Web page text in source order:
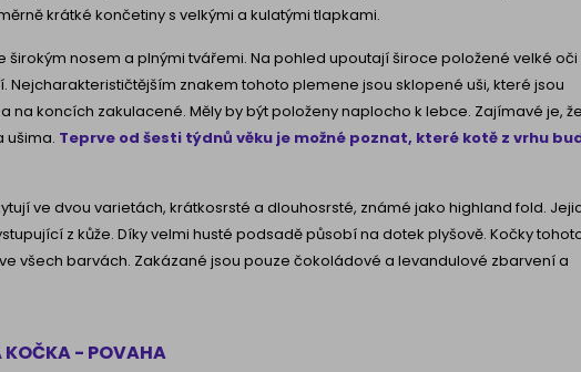
krátké končetiny s velkými a kulatými tlapkami.
širokým nosem a plnými tvářemi. Na pohled upoutají široce položené velké oči
znakem tohoto plemene jsou sklopené uši, které jsou
na koncích zakulacené. Měly by být položeny naplocho k lebce. Zajímavé je,
ušima. Teprve od šesti týdnů věku je možné poznat, které kotě z vrhu
ve dvou varietách, krátkosrsté a dlouhosrsté, známé jako highland fold.
z kůže. Díky velmi husté podsadě působí na dotek plyšově. Kočky
všech barvách. Zakázané jsou pouze čokoládové a levandulové zbarvení a
KOČKA - POVAHA